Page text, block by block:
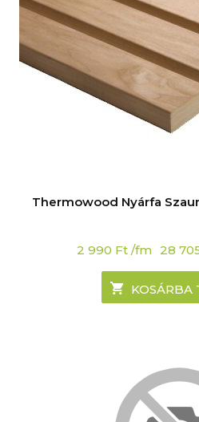
Thermowood Nyárfa
2 990 Ft /fm 28
KOSÁRBA